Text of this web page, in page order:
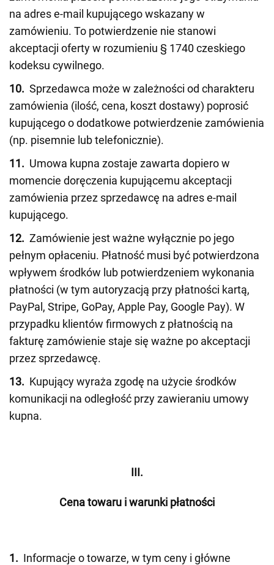
na adres e-mail kupującego wskazany w
zamówieniu. To potwierdzenie nie stanowi
akceptacji oferty w rozumieniu § 1740 czeskiego
kodeksu cywilnego.
10. Sprzedawca może w zależności od charakteru
zamówienia (ilość, cena, koszt dostawy) poprosić
kupującego o dodatkowe potwierdzenie zamówienia
(np. pisemnie lub telefonicznie).
11. Umowa kupna zostaje zawarta dopiero w
momencie doręczenia kupującemu akceptacji
zamówienia przez sprzedawcę na adres e-mail
kupującego.
12. Zamówienie jest ważne wyłącznie po jego
pełnym opłaceniu. Płatność musi być potwierdzona
wpływem środków lub potwierdzeniem wykonania
płatności (w tym autoryzacją przy płatności kartą,
PayPal, Stripe, GoPay, Apple Pay, Google Pay). W
przypadku klientów firmowych z płatnością na
fakturę zamówienie staje się ważne po akceptacji
przez sprzedawcę.
13. Kupujący wyraża zgodę na użycie środków
komunikacji na odległość przy zawieraniu umowy
kupna.
III.
Cena towaru i warunki płatności
1. Informacje o towarze, w tym ceny i główne